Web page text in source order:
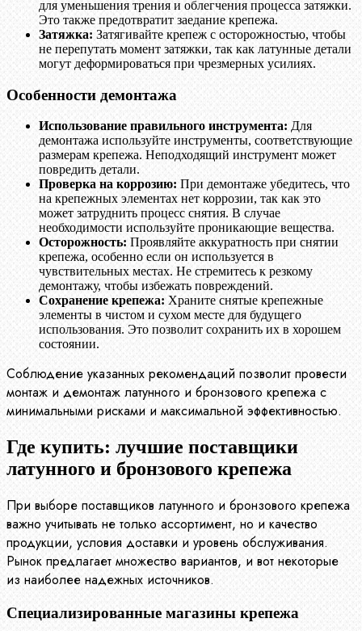
для уменьшения трения и облегчения процесса затяжки.
Это также предотвратит заедание крепежа.
Затяжка: Затягивайте крепеж с осторожностью, чтобы
не перепутать момент затяжки, так как латунные детали
могут деформироваться при чрезмерных усилиях.
Особенности демонтажа
Использование правильного инструмента: Для
демонтажа используйте инструменты, соответствующие
размерам крепежа. Неподходящий инструмент может
повредить детали.
Проверка на коррозию: При демонтаже убедитесь, что
на крепежных элементах нет коррозии, так как это
может затруднить процесс снятия. В случае
необходимости используйте проникающие вещества.
Осторожность: Проявляйте аккуратность при снятии
крепежа, особенно если он используется в
чувствительных местах. Не стремитесь к резкому
демонтажу, чтобы избежать повреждений.
Сохранение крепежа: Храните снятые крепежные
элементы в чистом и сухом месте для будущего
использования. Это позволит сохранить их в хорошем
состоянии.
Соблюдение указанных рекомендаций позволит провести
монтаж и демонтаж латунного и бронзового крепежа с
минимальными рисками и максимальной эффективностью.
Где купить: лучшие поставщики
латунного и бронзового крепежа
При выборе поставщиков латунного и бронзового крепежа
важно учитывать не только ассортимент, но и качество
продукции, условия доставки и уровень обслуживания.
Рынок предлагает множество вариантов, и вот некоторые
из наиболее надежных источников.
Специализированные магазины крепежа